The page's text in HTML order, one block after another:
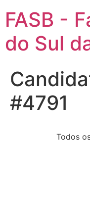
FASB -
do Sul
#4791
Todos